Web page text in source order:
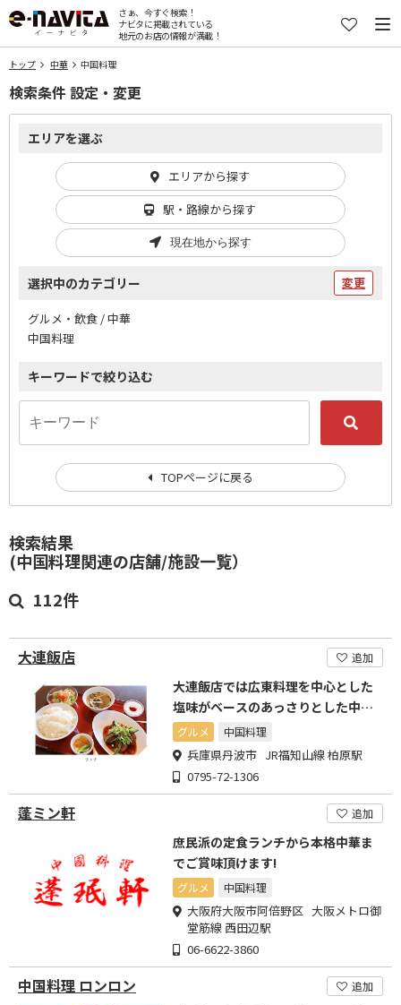
さぁ、今すぐ検索！
ナビタに掲載されている
地元のお店の情報が満載！
トップ 中華 中国料理
検索結果
(中国料理関連の店舗/施設一覧）
112件
大連飯店 追加
大連飯店では広東料理を中心とした
塩味がベースのあっさりとした中華
料理をお出ししております。
グルメ 中国料理
兵庫県丹波市 JR福知山線 柏原駅
0795-72-1306
蓬ミン軒 追加
庶民派の定食ランチから本格中華ま
でご賞味頂けます!
グルメ 中国料理
大阪府大阪市阿倍野区 大阪メトロ御
堂筋線 西田辺駅
06-6622-3860
中国料理 ロンロン 追加
検索条件 設定・変更
エリアを選ぶ
エリアから探す
駅・路線から探す
現在地から探す
選択中のカテゴリー 変更
グルメ・飲食 / 中華
中国料理
キーワードで絞り込む
TOPページに戻る